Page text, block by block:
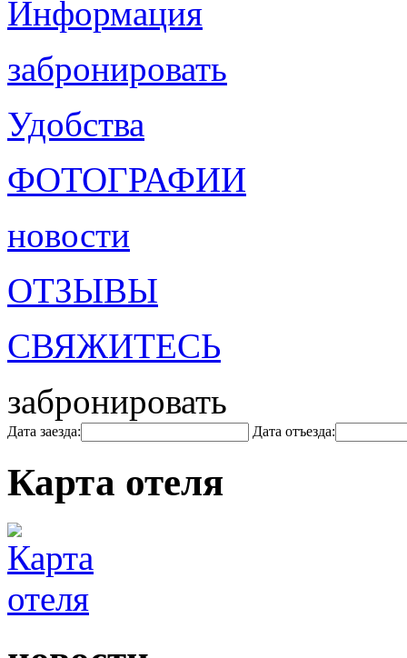
Информация
забронировать
Удобства
ФОТОГРАФИИ
новости
ОТЗЫВЫ
СВЯЖИТЕСЬ
забронировать
Дата заезда: Дата отъезда:
Карта отеля